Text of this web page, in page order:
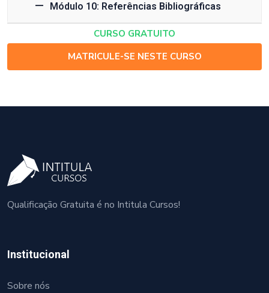
Módulo 10: Referências Bibliográficas
CURSO GRATUITO
MATRICULE-SE NESTE CURSO
Qualificação Gratuita é no Intitula Cursos!
Institucional
Sobre nós